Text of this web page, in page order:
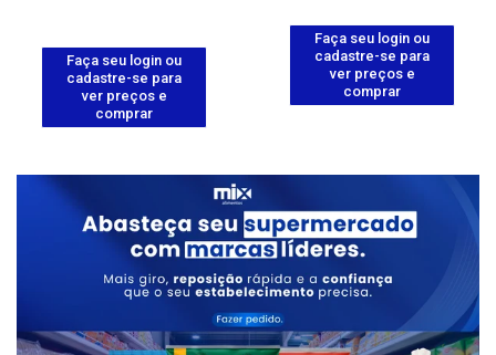
Faça seu login ou
cadastre-se para
ver preços e
comprar
Faça seu login ou
cadastre-se para
ver preços e
comprar